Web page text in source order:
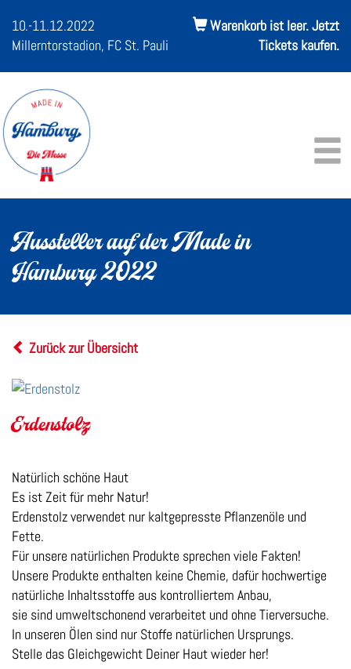
10.-11.12.2022
Millerntorstadion, FC St. Pauli
Warenkorb ist leer. Jetzt
Tickets kaufen.
Aussteller auf der Made in
Hamburg 2022
Zurück zur Übersicht
Erdenstolz
Natürlich schöne Haut
Es ist Zeit für mehr Natur!
Erdenstolz verwendet nur kaltgepresste Pflanzenöle und
Fette.
Für unsere natürlichen Produkte sprechen viele Fakten!
Unsere Produkte enthalten keine Chemie, dafür hochwertige
natürliche Inhaltsstoffe aus kontrolliertem Anbau,
sie sind umweltschonend verarbeitet und ohne Tierversuche.
In unseren Ölen sind nur Stoffe natürlichen Ursprungs.
Stelle das Gleichgewicht Deiner Haut wieder her!